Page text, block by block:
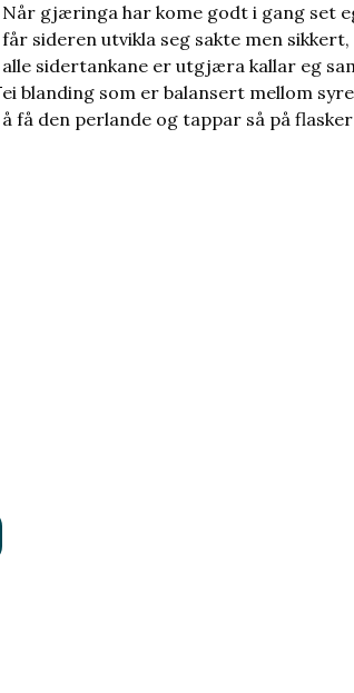
Når gjæringa har kome godt i gang set
får sideren utvikla seg sakte men
alle sidertankane er utgjæra kallar eg
ei blanding som er balansert mellom
å få den perlande og tappar så på